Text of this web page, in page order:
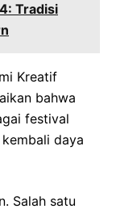
Tradisi
Kreatif
bahwa
festival
daya
Salah satu